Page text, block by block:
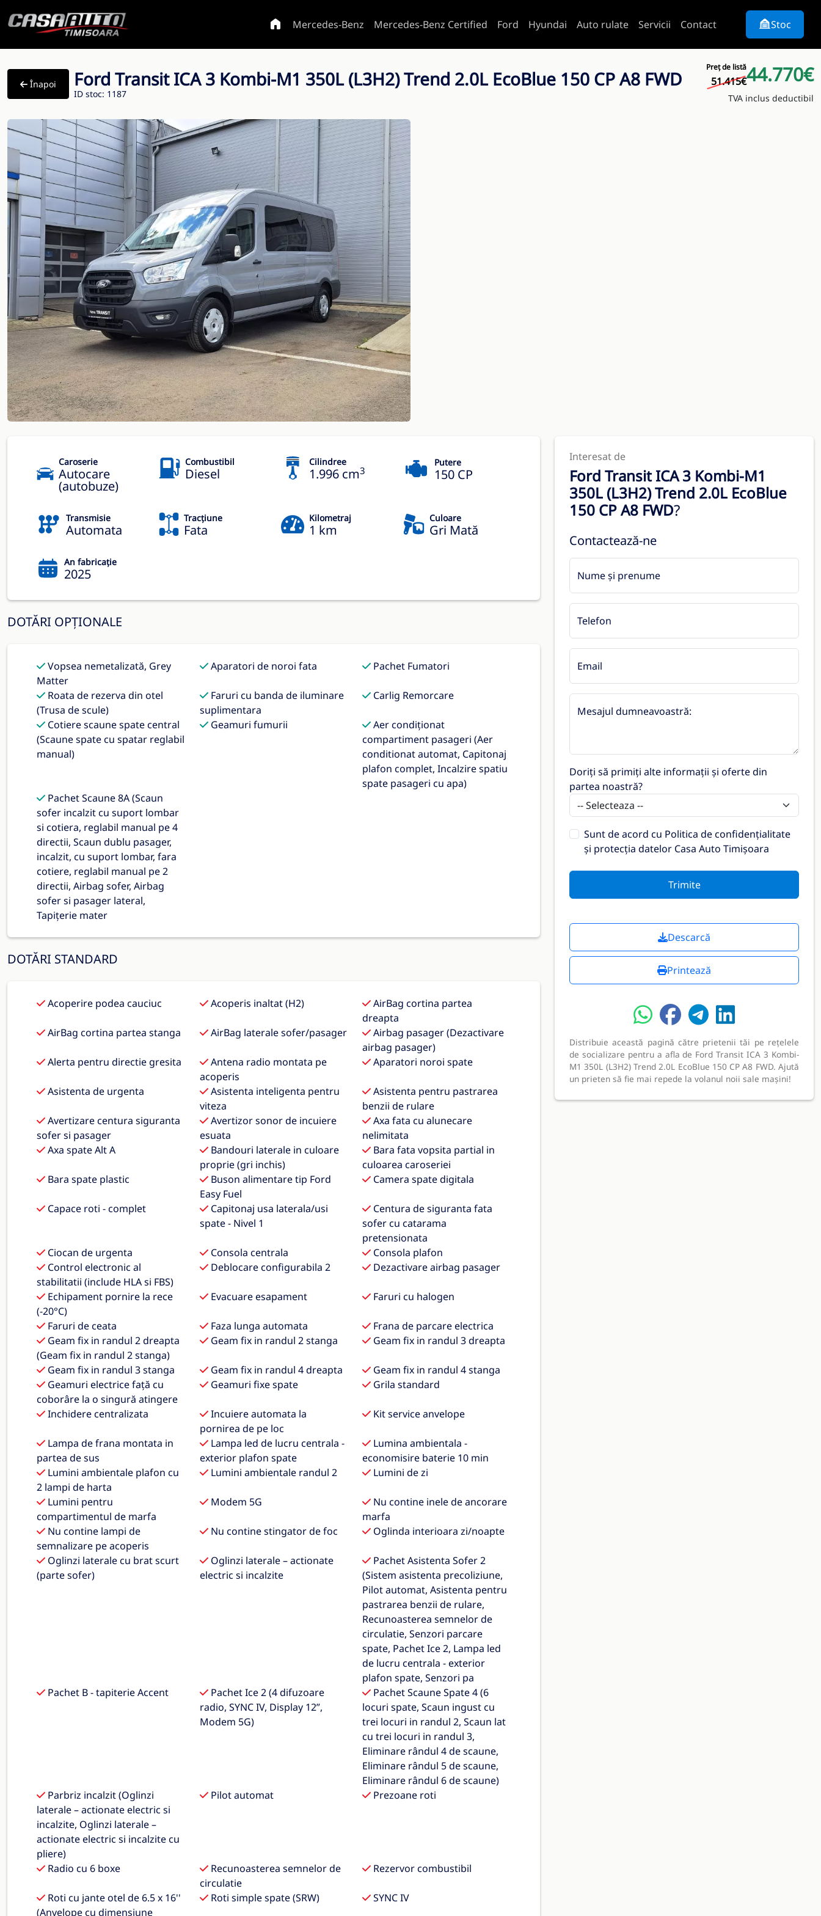
Mercedes-Benz Mercedes-Benz Certified Ford Hyundai Auto rulate Servicii Contact Stoc
Înapoi Ford Transit ICA 3 Kombi-M1 350L (L3H2) Trend 2.0L EcoBlue 150 CP A8 FWD
ID stoc: 1187
Preț de listă
51.415€44.770€
TVA inclus deductibil
Caroserie
Autocare
(autobuze)
Combustibil
Diesel
Cilindree
1.996 cm3
Putere
150 CP
Transmisie
Automata
Tracțiune
Fata
Kilometraj
1 km
Culoare
Gri Mată
An fabricație
2025
DOTĂRI OPȚIONALE
Vopsea nemetalizată, Grey
Matter
Aparatori de noroi fata Pachet Fumatori
Roata de rezerva din otel
(Trusa de scule)
Faruri cu banda de iluminare
suplimentara
Carlig Remorcare
Cotiere scaune spate central
(Scaune spate cu spatar reglabil
manual)
Geamuri fumurii
Aer condiționat
compartiment pasageri (Aer
conditionat automat, Capitonaj
plafon complet, Incalzire spatiu
spate pasageri cu apa)
Pachet Scaune 8A (Scaun
sofer incalzit cu suport lombar
si cotiera, reglabil manual pe 4
directii, Scaun dublu pasager,
incalzit, cu suport lombar, fara
cotiere, reglabil manual pe 2
directii, Airbag sofer, Airbag
sofer si pasager lateral,
Tapițerie mater
DOTĂRI STANDARD
Acoperire podea cauciuc Acoperis inaltat (H2)
AirBag cortina partea
dreapta
AirBag cortina partea stanga
AirBag laterale sofer/pasager
Airbag pasager (Dezactivare
airbag pasager)
Alerta pentru directie gresita
Antena radio montata pe
acoperis
Aparatori noroi spate
Asistenta de urgenta
Asistenta inteligenta pentru
viteza
Asistenta pentru pastrarea
benzii de rulare
Avertizare centura siguranta
sofer si pasager
Avertizor sonor de incuiere
esuata
Axa fata cu alunecare
nelimitata
Axa spate Alt A
Bandouri laterale in culoare
proprie (gri inchis)
Bara fata vopsita partial in
culoarea caroseriei
Bara spate plastic
Buson alimentare tip Ford
Easy Fuel
Camera spate digitala
Capace roti - complet
Capitonaj usa laterala/usi
spate - Nivel 1
Centura de siguranta fata
sofer cu catarama
pretensionata
Ciocan de urgenta
Consola centrala
Consola plafon
Control electronic al
stabilitatii (include HLA si FBS)
Deblocare configurabila 2 Dezactivare airbag pasager
Echipament pornire la rece
(-20°C)
Evacuare esapament Faruri cu halogen
Faruri de ceata Faza lunga automata
Frana de parcare electrica
Geam fix in randul 2 dreapta
(Geam fix in randul 2 stanga)
Geam fix in randul 2 stanga Geam fix in randul 3 dreapta
Geam fix in randul 3 stanga Geam fix in randul 4 dreapta
Geam fix in randul 4 stanga
Geamuri electrice faţă cu
coborâre la o singură atingere
Geamuri fixe spate Grila standard
Inchidere centralizata
Incuiere automata la
pornirea de pe loc
Kit service anvelope
Lampa de frana montata in
partea de sus
Lampa led de lucru centrala -
exterior plafon spate
Lumina ambientala -
economisire baterie 10 min
Lumini ambientale plafon cu
2 lampi de harta
Lumini ambientale randul 2 Lumini de zi
Lumini pentru
compartimentul de marfa
Modem 5G
Nu contine inele de ancorare
marfa
Nu contine lampi de
semnalizare pe acoperis
Nu contine stingator de foc Oglinda interioara zi/noapte
Oglinzi laterale cu brat scurt
(parte sofer)
Oglinzi laterale – actionate
electric si incalzite
Pachet Asistenta Sofer 2
(Sistem asistenta precoliziune,
Pilot automat, Asistenta pentru
pastrarea benzii de rulare,
Recunoasterea semnelor de
circulatie, Senzori parcare
spate, Pachet Ice 2, Lampa led
de lucru centrala - exterior
plafon spate, Senzori pa
Pachet B - tapiterie Accent
Pachet Ice 2 (4 difuzoare
radio, SYNC IV, Display 12”,
Modem 5G)
Pachet Scaune Spate 4 (6
locuri spate, Scaun ingust cu
trei locuri in randul 2, Scaun lat
cu trei locuri in randul 3,
Eliminare rândul 4 de scaune,
Eliminare rândul 5 de scaune,
Eliminare rândul 6 de scaune)
Parbriz incalzit (Oglinzi
laterale – actionate electric si
incalzite, Oglinzi laterale –
actionate electric si incalzite cu
pliere)
Pilot automat Prezoane roti
Radio cu 6 boxe
Recunoasterea semnelor de
circulatie
Rezervor combustibil
Roti cu jante otel de 6.5 x 16''
(Anvelope cu dimensiune
Roti simple spate (SRW) SYNC IV
Interesat de
Ford Transit ICA 3 Kombi-M1
350L (L3H2) Trend 2.0L EcoBlue
150 CP A8 FWD?
Contactează-ne
Nume și prenume
Telefon
Email
Mesajul dumneavoastră:
Doriți să primiți alte informații și oferte din
partea noastră?
Sunt de acord cu Politica de confidențialitate
și protecția datelor Casa Auto Timișoara
Trimite
Descarcă
Printează
Distribuie această pagină către prietenii tăi pe rețelele
de socializare pentru a afla de Ford Transit ICA 3 Kombi-
M1 350L (L3H2) Trend 2.0L EcoBlue 150 CP A8 FWD. Ajută
un prieten să fie mai repede la volanul noii sale mașini!